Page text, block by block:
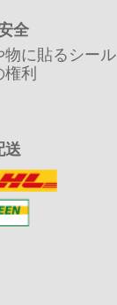
全
物に貼るシール
権利
送